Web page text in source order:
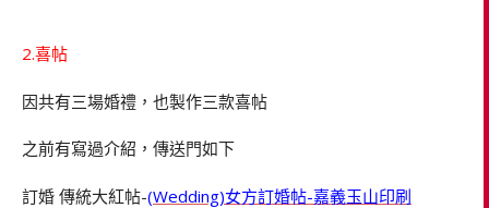
2.喜帖
因共有三場婚禮，也製作三款喜帖
之前有寫過介紹，傳送門如下
訂婚 傳統大紅帖-(Wedding)女方訂婚帖-嘉義玉山印刷